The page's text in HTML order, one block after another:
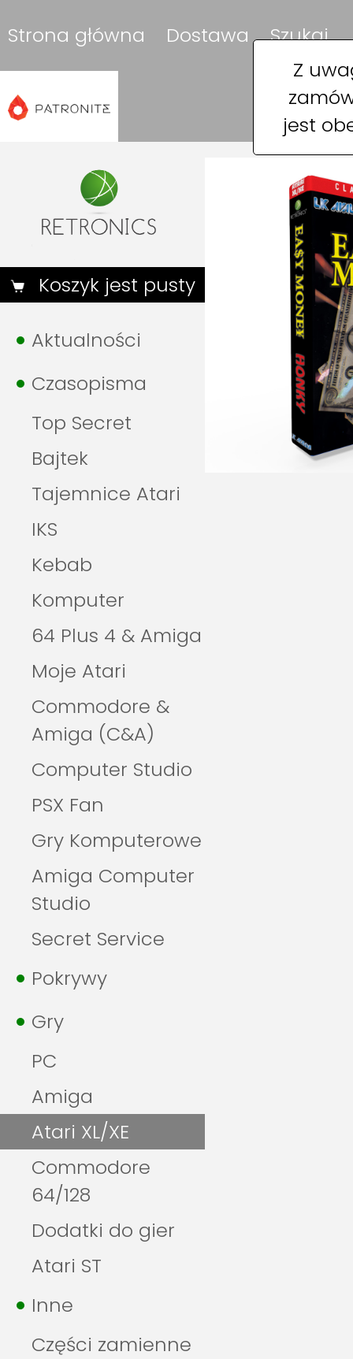
Z
jest
Strona główna Dostawa Szukaj
Koszyk jest pusty
Aktualności
Czasopisma
Top Secret
Bajtek
Tajemnice Atari
IKS
Kebab
Komputer
64 Plus 4 & Amiga
Moje Atari
Commodore &
Amiga (C&A)
Computer Studio
PSX Fan
Gry Komputerowe
Amiga Computer
Studio
Secret Service
Pokrywy
Gry
PC
Amiga
Atari XL/XE
Commodore
64/128
Dodatki do gier
Atari ST
Inne
Części zamienne